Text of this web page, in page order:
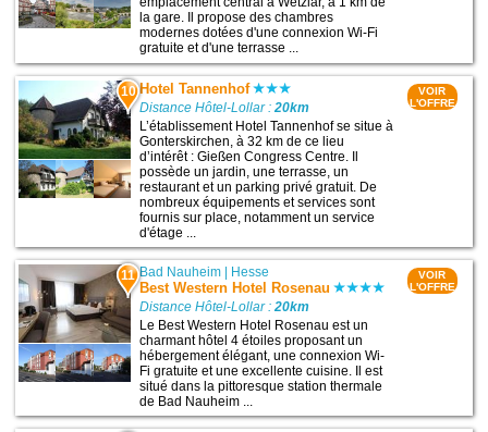
la gare. Il propose des chambres
modernes dotées d'une connexion Wi-Fi
gratuite et d'une terrasse ...
10 Hotel Tannenhof
Distance Hôtel-Lollar :20km
L’établissement Hotel Tannenhof se situe à
Gonterskirchen, à 32 km de ce lieu
d’intérêt : Gießen Congress Centre. Il
possède un jardin, une terrasse, un
restaurant et un parking privé gratuit. De
nombreux équipements et services sont
fournis sur place, notamment un service
d'étage ...
VOIR
L'OFFRE
11 Bad Nauheim | Hesse
Best Western Hotel Rosenau
Distance Hôtel-Lollar :20km
Le Best Western Hotel Rosenau est un
charmant hôtel 4 étoiles proposant un
hébergement élégant, une connexion Wi-
Fi gratuite et une excellente cuisine. Il est
situé dans la pittoresque station thermale
de Bad Nauheim ...
VOIR
L'OFFRE